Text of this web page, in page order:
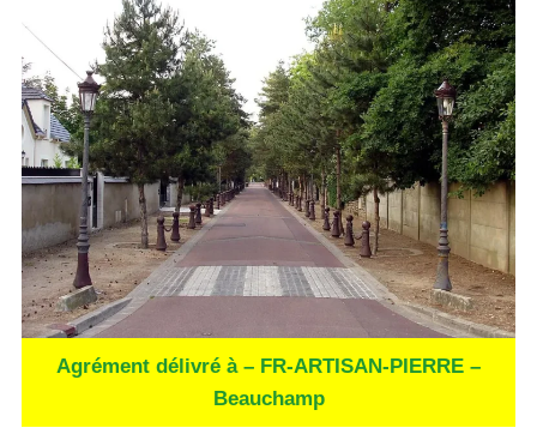
Agrément délivré à – FR-ARTISAN-PIERRE –
Beauchamp